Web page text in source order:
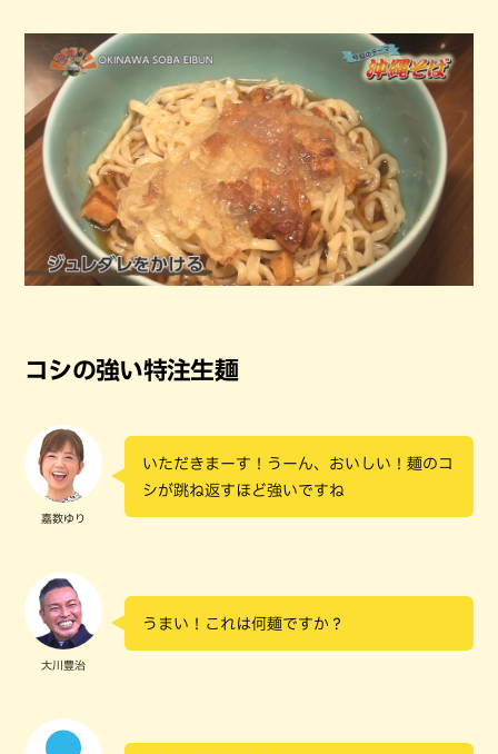
コシの強い特注生麺
嘉数ゆり
いただきまーす！うーん、おいしい！麺のコ
シが跳ね返すほど強いですね
大川豊治
うまい！これは何麺ですか？